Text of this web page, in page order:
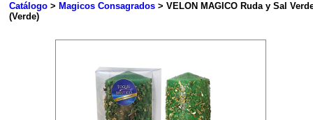
Catálogo> Magicos Consagrados> VELON MAGICO Ruda y Sal
(Verde)